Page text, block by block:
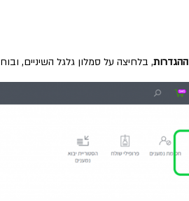
ההגדרות, בלחיצה על סמלון גלגל השיניים,